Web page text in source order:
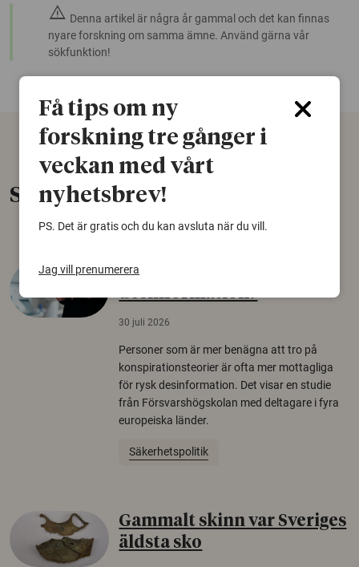
warning Denna artikel är några år gammal och det kan finnas
nyare forskning om samma ämne. Använd gärna vår
sökfunktion!
Senaste nytt
Varför tror vissa på rysk
desinformation?
30 juli 2026
Personer som är mer benägna att tro på
konspirationsteorier är ofta mer mottagliga
för rysk desinformation. Det visar en studie
från Försvarshögskolan med deltagare i fyra
europeiska länder.
Säkerhetspolitik
Gammalt skinn var Sveriges
äldsta sko
Få tips om ny
forskning tre gånger i
veckan med vårt
nyhetsbrev!
PS. Det är gratis och du kan avsluta när du vill.
Jag vill prenumerera